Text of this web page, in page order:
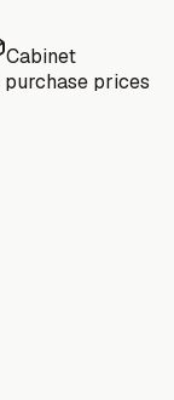
Cabinet
prices